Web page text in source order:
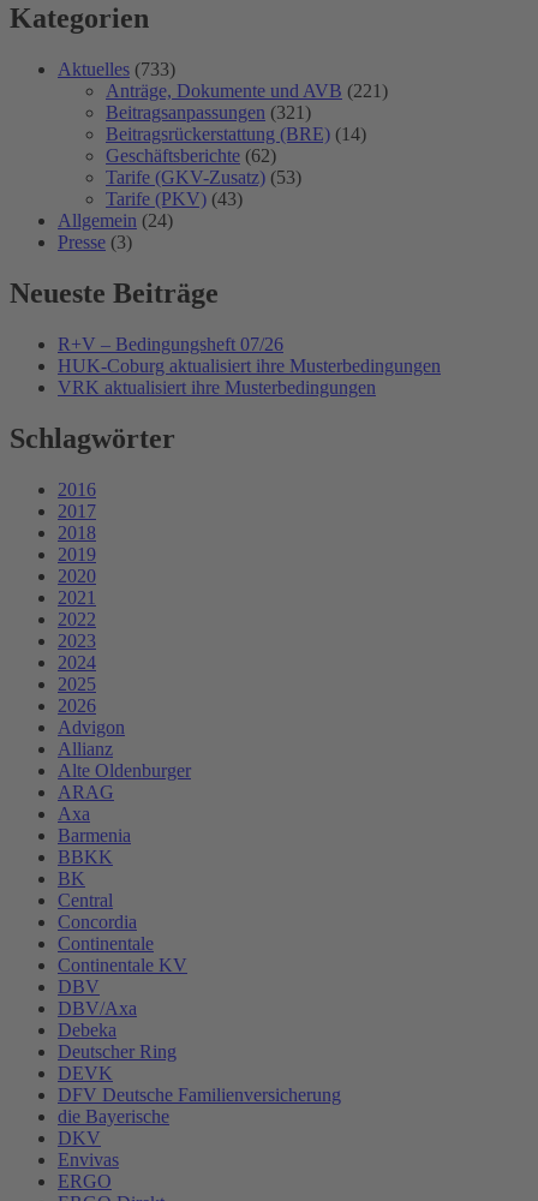
Kategorien
Aktuelles (733)
Anträge, Dokumente und AVB (221)
Beitragsanpassungen (321)
Beitragsrückerstattung (BRE) (14)
Geschäftsberichte (62)
Tarife (GKV-Zusatz) (53)
Tarife (PKV) (43)
Allgemein (24)
Presse (3)
Neueste Beiträge
R+V – Bedingungsheft 07/26
HUK-Coburg aktualisiert ihre Musterbedingungen
VRK aktualisiert ihre Musterbedingungen
Schlagwörter
2016
2017
2018
2019
2020
2021
2022
2023
2024
2025
2026
Advigon
Allianz
Alte Oldenburger
ARAG
Axa
Barmenia
BBKK
BK
Central
Concordia
Continentale
Continentale KV
DBV
DBV/Axa
Debeka
Deutscher Ring
DEVK
DFV Deutsche Familienversicherung
die Bayerische
DKV
Envivas
ERGO